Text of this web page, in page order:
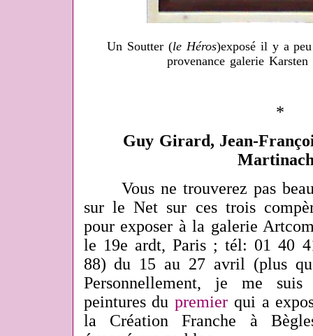
Un Soutter (le Héros)exposé il y a
provenance galerie
*
Guy Girard, Jean-
Vous ne trouverez pas
sur le Net sur ces trois
pour exposer à la galerie
le 19e ardt, Paris ; tél: 01 40
88) du 15 au 27 avril (plus
Personnellement, je me suis
peintures dupremier qui a
la Création Franche à